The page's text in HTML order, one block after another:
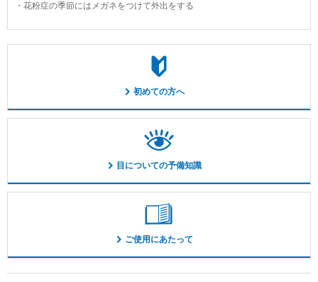
花粉症の季節にはメガネをつけて外出をする
初めての方へ
目についての予備知識
ご使用にあたって